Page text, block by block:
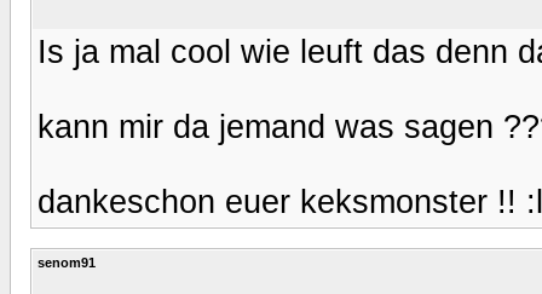
Is ja mal cool wie leuft das denn
kann mir da jemand was sagen
dankeschon euer keksmonster !!
senom91